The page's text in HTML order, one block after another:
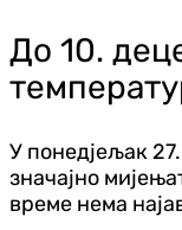
До 10.
У понедјељак
значајно
време нема